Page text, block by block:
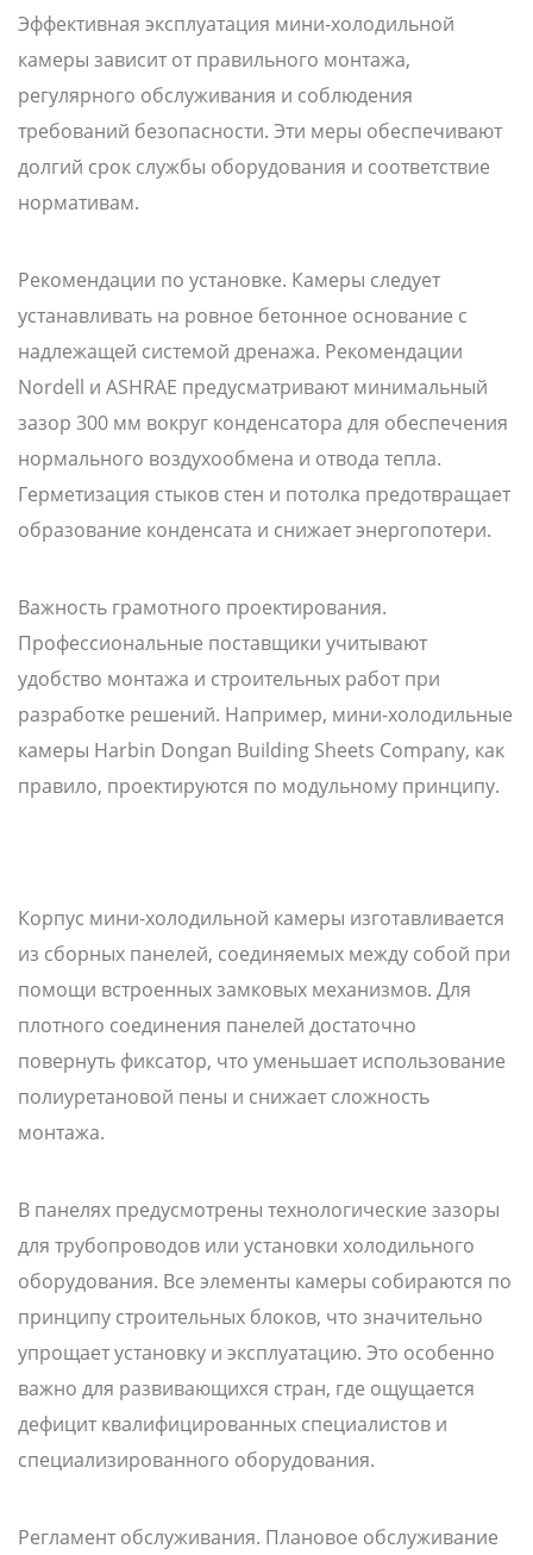
Эффективная эксплуатация мини-холодильной
камеры зависит от правильного монтажа,
регулярного обслуживания и соблюдения
требований безопасности. Эти меры обеспечивают
долгий срок службы оборудования и соответствие
нормативам.
Рекомендации по установке. Камеры следует
устанавливать на ровное бетонное основание с
надлежащей системой дренажа. Рекомендации
Nordell и ASHRAE предусматривают минимальный
зазор 300 мм вокруг конденсатора для обеспечения
нормального воздухообмена и отвода тепла.
Герметизация стыков стен и потолка предотвращает
образование конденсата и снижает энергопотери.
Важность грамотного проектирования.
Профессиональные поставщики учитывают
удобство монтажа и строительных работ при
разработке решений. Например, мини-холодильные
камеры Harbin Dongan Building Sheets Company, как
правило, проектируются по модульному принципу.
Корпус мини-холодильной камеры изготавливается
из сборных панелей, соединяемых между собой при
помощи встроенных замковых механизмов. Для
плотного соединения панелей достаточно
повернуть фиксатор, что уменьшает использование
полиуретановой пены и снижает сложность
монтажа.
В панелях предусмотрены технологические зазоры
для трубопроводов или установки холодильного
оборудования. Все элементы камеры собираются по
принципу строительных блоков, что значительно
упрощает установку и эксплуатацию. Это особенно
важно для развивающихся стран, где ощущается
дефицит квалифицированных специалистов и
специализированного оборудования.
Регламент обслуживания. Плановое обслуживание